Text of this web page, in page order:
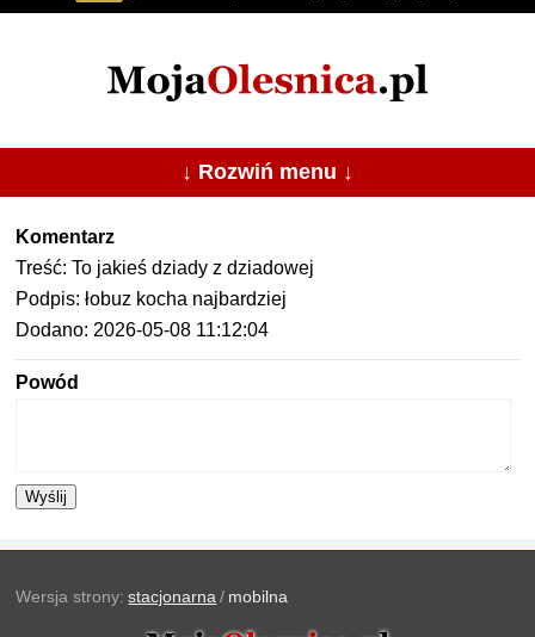
↓ Rozwiń menu ↓
Komentarz
Treść: To jakieś dziady z dziadowej
Podpis: łobuz kocha najbardziej
Dodano: 2026-05-08 11:12:04
Powód
Wyślij
Wersja strony: stacjonarna / mobilna